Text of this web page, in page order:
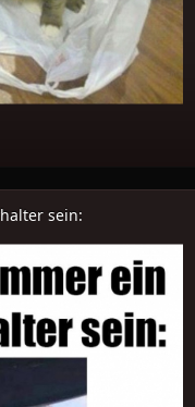
sein: